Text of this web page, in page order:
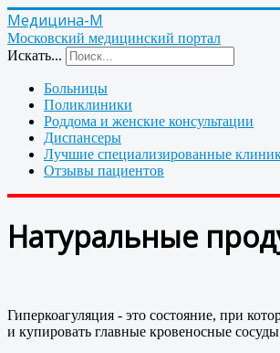
Медицина-М
Московский медицинский портал
Искать...
Больницы
Поликлиники
Роддома и женские консультации
Диспансеры
Лучшие специализированные
Отзывы пациентов
Натуральные
Гиперкоагуляция - это состояние, при
и купировать главные кровеносные